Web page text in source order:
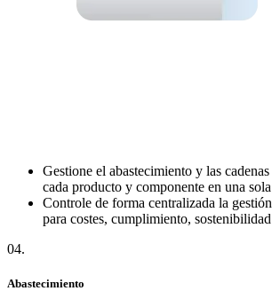
Gestione el abastecimiento y las
cada producto y componente en una
Controle de forma centralizada la
para costes, cumplimiento,
04.
Abastecimiento